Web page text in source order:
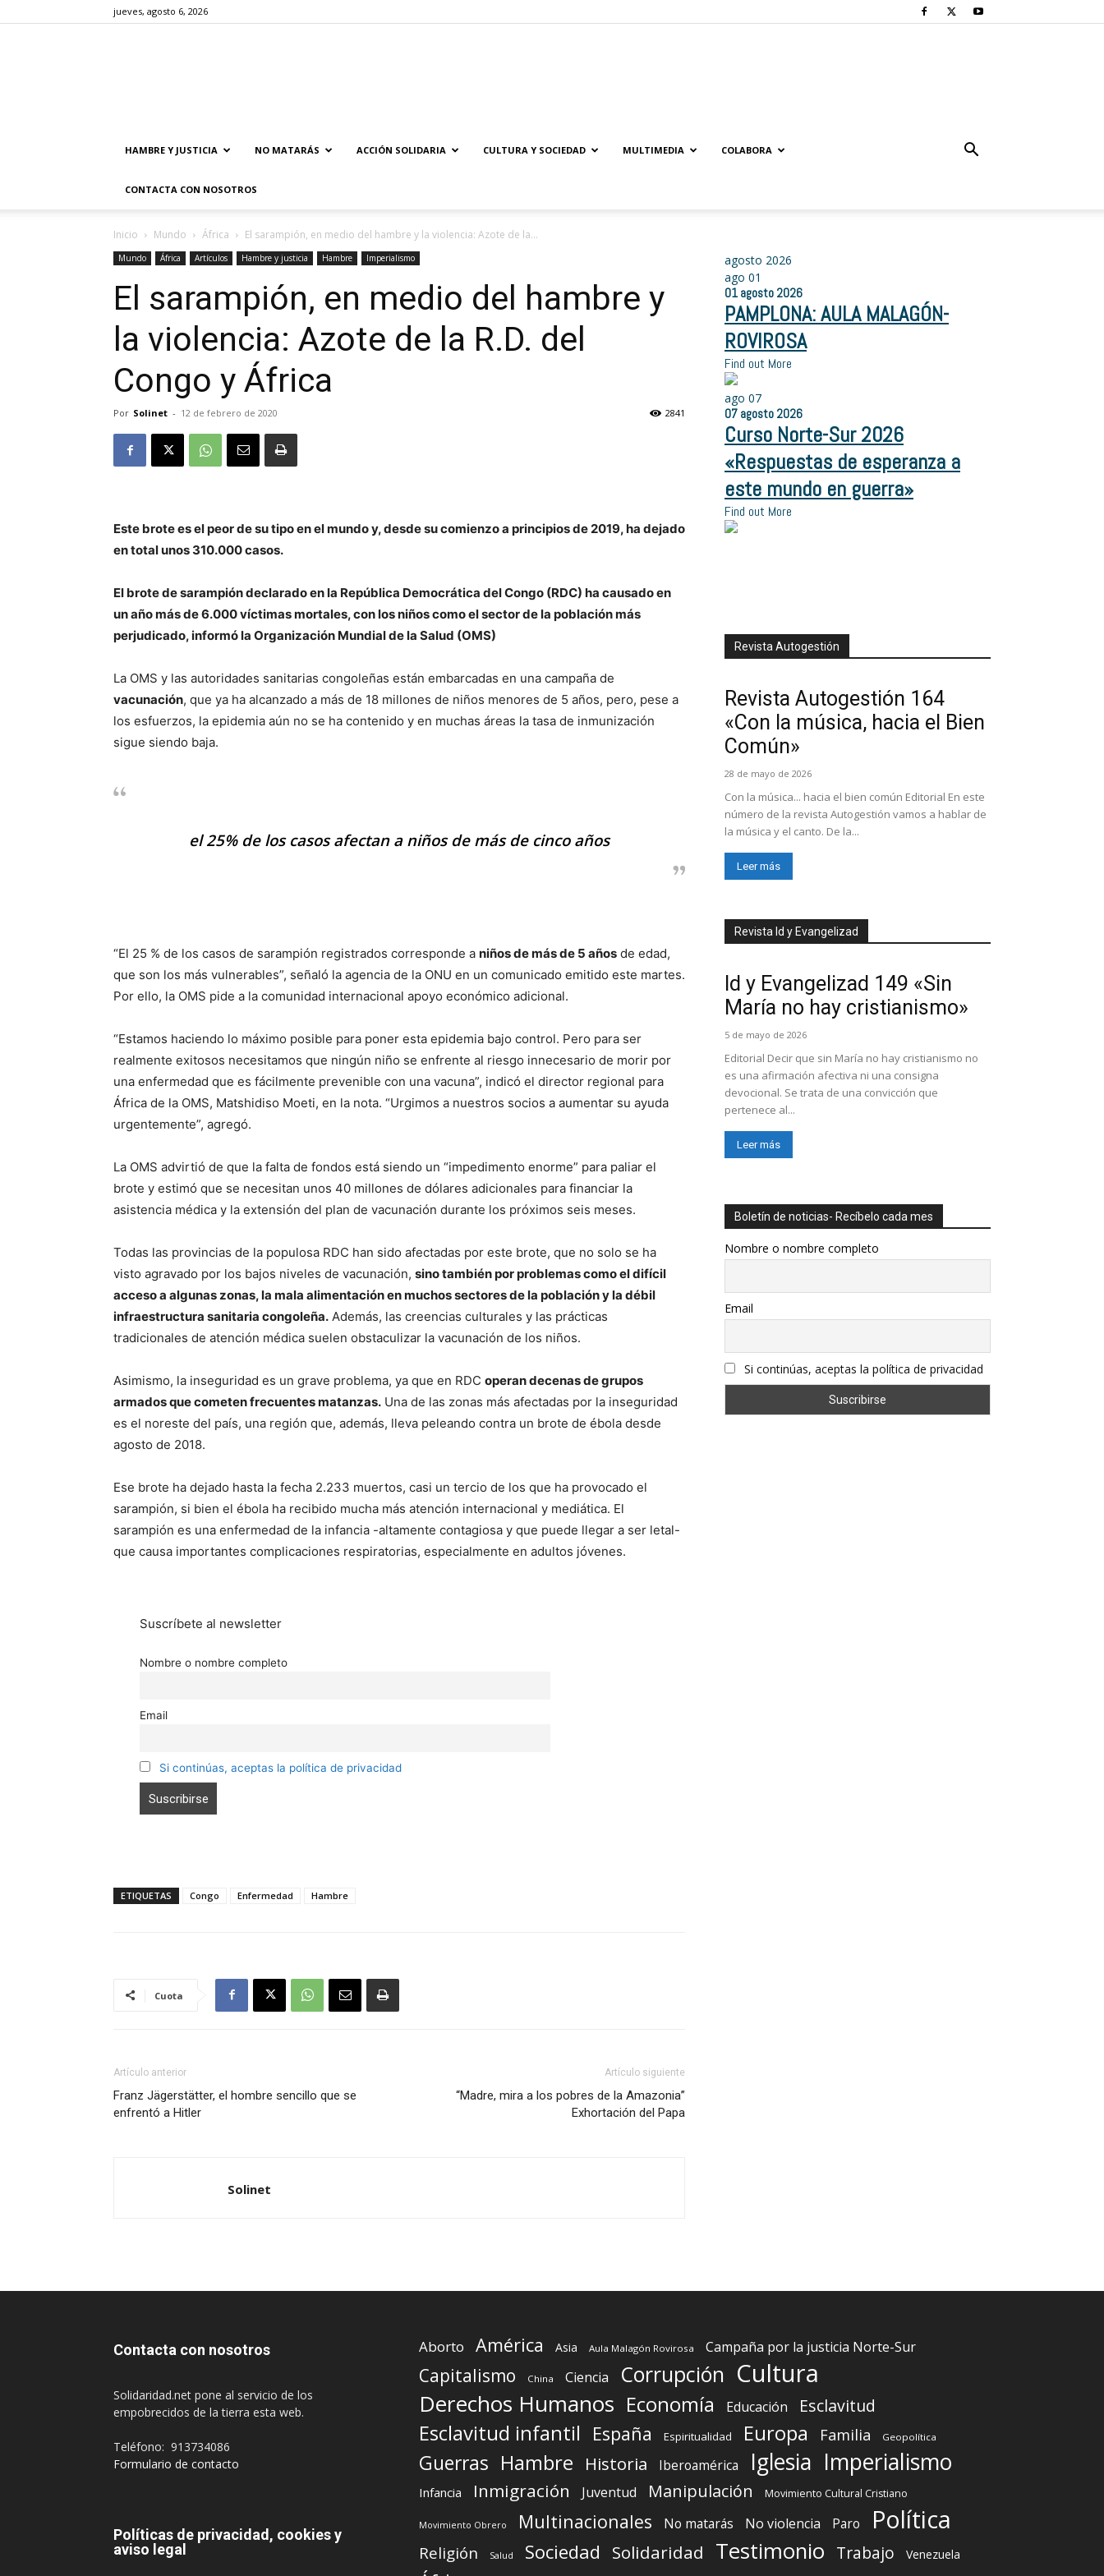
jueves, agosto 6, 2026
HAMBRE Y JUSTICIA NO MATARÁS ACCIÓN SOLIDARIA CULTURA Y SOCIEDAD MULTIMEDIA COLABORA
CONTACTA CON NOSOTROS
Inicio Mundo África El sarampión, en medio del hambre y la violencia: Azote de la...
Mundo África Artículos Hambre y justicia Hambre Imperialismo
El sarampión, en medio del hambre y
la violencia: Azote de la R.D. del
Congo y África
Por Solinet - 12 de febrero de 2020 2841
Este brote es el peor de su tipo en el mundo y, desde su comienzo a principios de 2019, ha dejado
en total unos 310.000 casos.
El brote de sarampión declarado en la República Democrática del Congo (RDC) ha causado en
un año más de 6.000 víctimas mortales, con los niños como el sector de la población más
perjudicado, informó la Organización Mundial de la Salud (OMS)
La OMS y las autoridades sanitarias congoleñas están embarcadas en una campaña de
vacunación, que ya ha alcanzado a más de 18 millones de niños menores de 5 años, pero, pese a
los esfuerzos, la epidemia aún no se ha contenido y en muchas áreas la tasa de inmunización
sigue siendo baja.
el 25% de los casos afectan a niños de más de cinco años
“El 25 % de los casos de sarampión registrados corresponde a niños de más de 5 años de edad,
que son los más vulnerables”, señaló la agencia de la ONU en un comunicado emitido este martes.
Por ello, la OMS pide a la comunidad internacional apoyo económico adicional.
“Estamos haciendo lo máximo posible para poner esta epidemia bajo control. Pero para ser
realmente exitosos necesitamos que ningún niño se enfrente al riesgo innecesario de morir por
una enfermedad que es fácilmente prevenible con una vacuna”, indicó el director regional para
África de la OMS, Matshidiso Moeti, en la nota. “Urgimos a nuestros socios a aumentar su ayuda
urgentemente”, agregó.
La OMS advirtió de que la falta de fondos está siendo un “impedimento enorme” para paliar el
brote y estimó que se necesitan unos 40 millones de dólares adicionales para financiar la
asistencia médica y la extensión del plan de vacunación durante los próximos seis meses.
Todas las provincias de la populosa RDC han sido afectadas por este brote, que no solo se ha
visto agravado por los bajos niveles de vacunación, sino también por problemas como el difícil
acceso a algunas zonas, la mala alimentación en muchos sectores de la población y la débil
infraestructura sanitaria congoleña. Además, las creencias culturales y las prácticas
tradicionales de atención médica suelen obstaculizar la vacunación de los niños.
Asimismo, la inseguridad es un grave problema, ya que en RDC operan decenas de grupos
armados que cometen frecuentes matanzas. Una de las zonas más afectadas por la inseguridad
es el noreste del país, una región que, además, lleva peleando contra un brote de ébola desde
agosto de 2018.
Ese brote ha dejado hasta la fecha 2.233 muertos, casi un tercio de los que ha provocado el
sarampión, si bien el ébola ha recibido mucha más atención internacional y mediática. El
sarampión es una enfermedad de la infancia -altamente contagiosa y que puede llegar a ser letal-
que causa importantes complicaciones respiratorias, especialmente en adultos jóvenes.
Suscríbete al newsletter
Nombre o nombre completo
Email
Si continúas, aceptas la política de privacidad
ETIQUETAS Congo Enfermedad Hambre
Cuota
Artículo anterior
Franz Jägerstätter, el hombre sencillo que se
enfrentó a Hitler
Artículo siguiente
“Madre, mira a los pobres de la Amazonia”
Exhortación del Papa
Solinet
agosto 2026
ago 01
01 agosto 2026
PAMPLONA: AULA MALAGÓN-
ROVIROSA
Find out More
ago 07
07 agosto 2026
Curso Norte-Sur 2026
«Respuestas de esperanza a
este mundo en guerra»
Find out More
Revista Autogestión
Revista Autogestión 164
«Con la música, hacia el Bien
Común»
28 de mayo de 2026
Con la música... hacia el bien común Editorial En este
número de la revista Autogestión vamos a hablar de
la música y el canto. De la...
Leer más
Revista Id y Evangelizad
Id y Evangelizad 149 «Sin
María no hay cristianismo»
5 de mayo de 2026
Editorial Decir que sin María no hay cristianismo no
es una afirmación afectiva ni una consigna
devocional. Se trata de una convicción que
pertenece al...
Leer más
Boletín de noticias- Recíbelo cada mes
Nombre o nombre completo
Email
Si continúas, aceptas la política de privacidad
Contacta con nosotros
Solidaridad.net pone al servicio de los
empobrecidos de la tierra esta web.
Teléfono: 913734086
Formulario de contacto
Políticas de privacidad, cookies y
aviso legal
Aborto América Asia Aula Malagón Rovirosa Campaña por la justicia Norte-Sur
Capitalismo China Ciencia Corrupción Cultura
Derechos Humanos Economía Educación Esclavitud
Esclavitud infantil España Espiritualidad Europa Familia Geopolítica
Guerras Hambre Historia Iberoamérica Iglesia Imperialismo
Infancia Inmigración Juventud Manipulación Movimiento Cultural Cristiano
Movimiento Obrero Multinacionales No matarás No violencia Paro Política
Religión Salud Sociedad Solidaridad Testimonio Trabajo Venezuela